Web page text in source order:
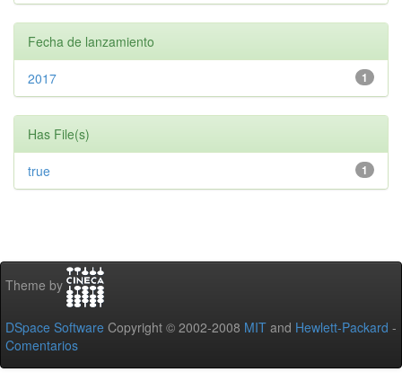
Fecha de lanzamiento
1
2017
Has File(s)
1
true
Theme by
DSpace Software Copyright © 2002-2008 MIT and Hewlett-Packard -
Comentarios